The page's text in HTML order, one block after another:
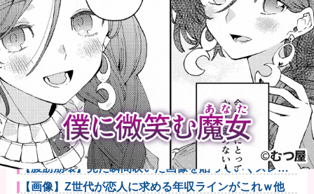
と話題にｗｗ...
【画像】ハンターハンターさん、ガチで最強の新能力
を登場させて...
女性「レイプされました」検事「嘘では？」女性「傷
ついたので訴...
【速報】ひろゆき、離婚へｗｗｗ
宇宙人はいる？いて座の方角から72秒間捉えた強い電
波、50年...
【悲報】クレヨンしんちゃんでエッッッしたいキャ
ラ、満場一致で...
「今日のお前らが言うな大賞？」とメディア関係者の
一般人への苦...
AHRA「DH導入が遅すぎる、たまにピッチャーが打っ
たからっ...
【画像】秋葉原で大量のメイド＆巫女たちが潮で水打
ちを実施ww...
【腹筋崩壊】見た瞬間吹いた画像を貼っていくスレｗ
ｗｗｗ他
【画像】Z世代が恋人に求める年収ラインがこれｗ他